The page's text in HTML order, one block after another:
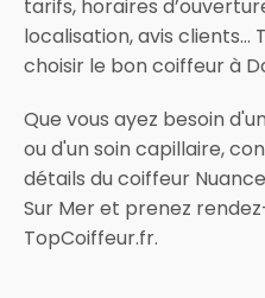
tarifs, horaires
localisation, avis clients…
choisir le bon coiffeur à
Que vous ayez besoin
ou d'un soin capillaire,
détails du coiffeur
Sur Mer et prenez
TopCoiffeur.fr.